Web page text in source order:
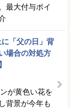
最大付与ポイ
に「父の日」背
場合の対処方
が黄色い花を
背景が今年も